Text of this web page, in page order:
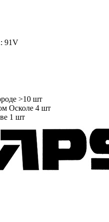
91V
>10 шт
Осколе 4 шт
1 шт